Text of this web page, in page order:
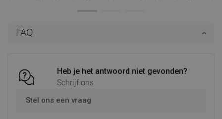
FAQ
Heb je het antwoord niet gevonden?
Schrijf ons
Stel ons een vraag